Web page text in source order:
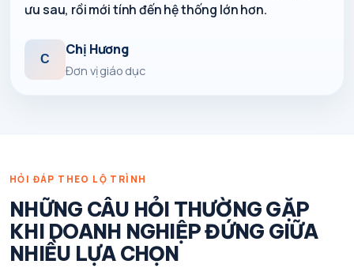
ưu sau, rồi mới tính đến hệ thống lớn hơn.
C
Chị Hương
Đơn vị giáo dục
HỎI ĐÁP THEO LỘ TRÌNH
NHỮNG CÂU HỎI THƯỜNG GẶP
KHI DOANH NGHIỆP ĐỨNG GIỮA
NHIỀU LỰA CHỌN